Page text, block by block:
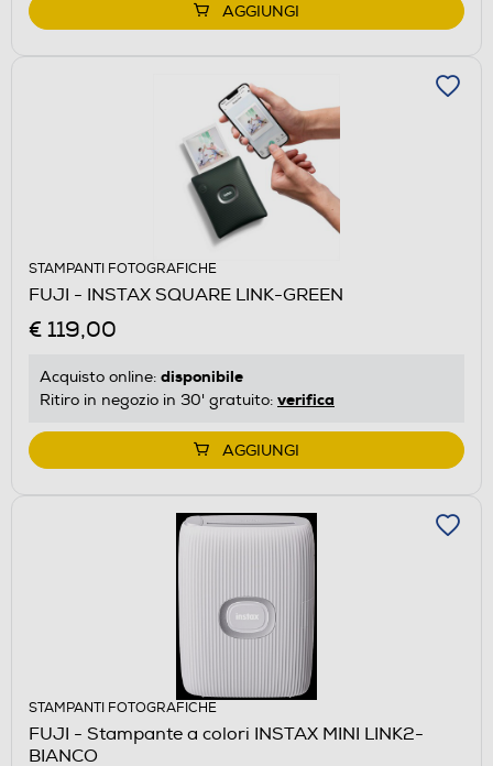
AGGIUNGI
STAMPANTI FOTOGRAFICHE
FUJI - INSTAX SQUARE LINK-GREEN
€ 119,00
Acquisto online: disponibile
Ritiro in negozio in 30' gratuito: verifica
AGGIUNGI
STAMPANTI FOTOGRAFICHE
FUJI - Stampante a colori INSTAX MINI LINK2-
BIANCO